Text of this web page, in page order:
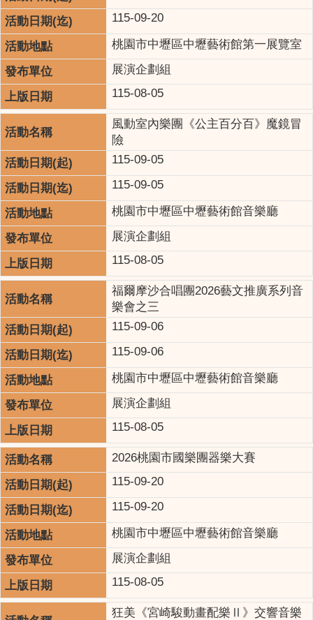
115-09-20
桃園市中壢區中壢藝術館第一展覽室
展演企劃組
115-08-05
風動室內樂團《公主百分百》魔鏡冒
險
115-09-05
115-09-05
桃園市中壢區中壢藝術館音樂廳
展演企劃組
115-08-05
福爾摩沙合唱團2026藝文推廣系列音
樂會之三
115-09-06
115-09-06
桃園市中壢區中壢藝術館音樂廳
展演企劃組
115-08-05
2026桃園市國樂團器樂大賽
115-09-20
115-09-20
桃園市中壢區中壢藝術館音樂廳
展演企劃組
115-08-05
狂美《宮崎駿動畫配樂Ⅱ》交響音樂